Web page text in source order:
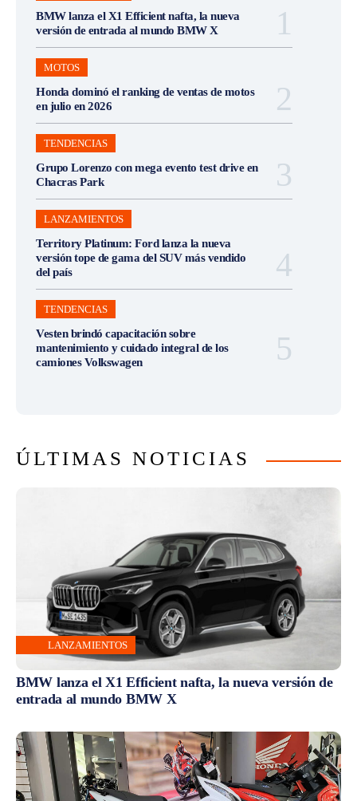
BMW lanza el X1 Efficient nafta, la nueva
versión de entrada al mundo BMW X
MOTOS
Honda dominó el ranking de ventas de motos
en julio en 2026
TENDENCIAS
Grupo Lorenzo con mega evento test drive en
Chacras Park
LANZAMIENTOS
Territory Platinum: Ford lanza la nueva
versión tope de gama del SUV más vendido
del país
TENDENCIAS
Vesten brindó capacitación sobre
mantenimiento y cuidado integral de los
camiones Volkswagen
ÚLTIMAS NOTICIAS
LANZAMIENTOS
BMW lanza el X1 Efficient nafta, la nueva versión de
entrada al mundo BMW X